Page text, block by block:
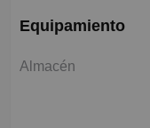
Equipamiento
Almacén